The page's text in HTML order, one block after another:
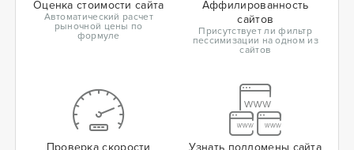
Оценка стоимости сайта
Автоматический расчет
рыночной цены по
формуле
Аффилированность
сайтов
Присутствует ли фильтр
пессимизации на одном из
сайтов
Проверка скорости Узнать поддомены сайта